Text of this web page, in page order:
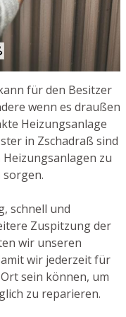
für den Besitzer
wenn es draußen
Heizungsanlage
in Zschadraß sind
zu
schnell und
Zuspitzung der
wir unseren
wir jederzeit für
sein können, um
zu reparieren.